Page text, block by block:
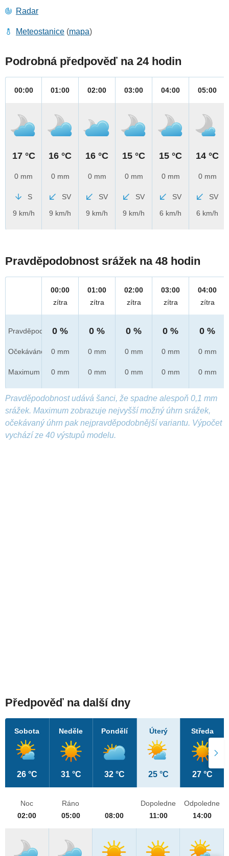
Radar
Meteostanice (mapa)
Podrobná předpověď na 24 hodin
00:00
17 °C
0 mm
S
9 km/h
01:00
16 °C
0 mm
SV
9 km/h
02:00
16 °C
0 mm
SV
9 km/h
03:00
15 °C
0 mm
SV
9 km/h
04:00
15 °C
0 mm
SV
6 km/h
05:00
14 °C
0 mm
SV
6 km/h
Pravděpodobnost srážek na 48 hodin
Pravděpod.
Očekáváno
Maximum
00:00
zítra
0 %
0 mm
0 mm
01:00
zítra
0 %
0 mm
0 mm
02:00
zítra
0 %
0 mm
0 mm
03:00
zítra
0 %
0 mm
0 mm
04:00
zítra
0 %
0 mm
0 mm
Pravděpodobnost udává šanci, že spadne alespoň 0,1 mm
srážek. Maximum zobrazuje nejvyšší možný úhrn srážek,
očekávaný úhrn pak nejpravděpodobnější variantu. Výpočet
vychází ze 40 výstupů modelu.
Předpověď na další dny
Sobota
26 °C
Neděle
31 °C
Pondělí
32 °C
Úterý
25 °C
Středa
27 °C
Noc
02:00
Ráno
05:00
08:00
Dopoledne
11:00
Odpoledne
14:00